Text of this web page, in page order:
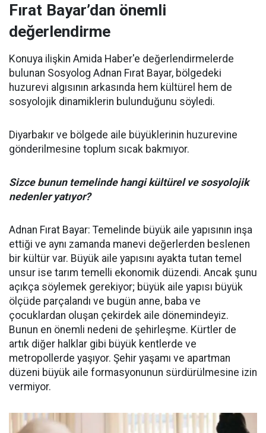
Fırat Bayar’dan önemli
değerlendirme
Konuya ilişkin Amida Haber'e değerlendirmelerde
bulunan Sosyolog Adnan Fırat Bayar, bölgedeki
huzurevi algısının arkasında hem kültürel hem de
sosyolojik dinamiklerin bulunduğunu söyledi.
Diyarbakır ve bölgede aile büyüklerinin huzurevine
gönderilmesine toplum sıcak bakmıyor.
Sizce bunun temelinde hangi kültürel ve sosyolojik
nedenler yatıyor?
Adnan Fırat Bayar: Temelinde büyük aile yapısının inşa
ettiği ve aynı zamanda manevi değerlerden beslenen
bir kültür var. Büyük aile yapısını ayakta tutan temel
unsur ise tarım temelli ekonomik düzendi. Ancak şunu
açıkça söylemek gerekiyor; büyük aile yapısı büyük
ölçüde parçalandı ve bugün anne, baba ve
çocuklardan oluşan çekirdek aile dönemindeyiz.
Bunun en önemli nedeni de şehirleşme. Kürtler de
artık diğer halklar gibi büyük kentlerde ve
metropollerde yaşıyor. Şehir yaşamı ve apartman
düzeni büyük aile formasyonunun sürdürülmesine izin
vermiyor.